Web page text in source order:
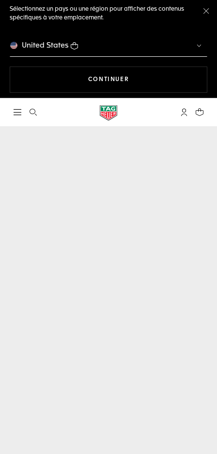
Sélectionnez un pays ou une région pour afficher des contenus
spécifiques à votre emplacement.
United States
CONTINUER
Ouvrir la barre de recherche Compte My
Votre